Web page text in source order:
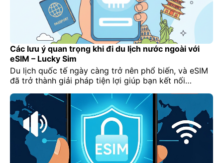
Các lưu ý quan trọng khi đi du lịch nước ngoài với
eSIM – Lucky Sim
Du lịch quốc tế ngày càng trở nên phổ biến, và eSIM
đã trở thành giải pháp tiện lợi giúp bạn kết nối
nắm rõ một số lưu ý quan trọng, bạn có thể gặp tình
trạng mất sóng, phí roaming cao hoặc eSIM không
[…]